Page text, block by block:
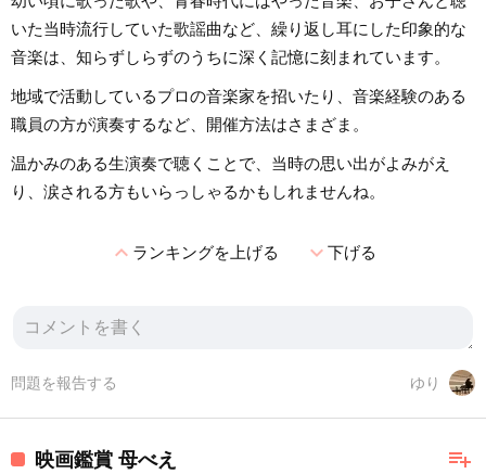
いた当時流行していた歌謡曲など、繰り返し耳にした印象的な
音楽は、知らずしらずのうちに深く記憶に刻まれています。
地域で活動しているプロの音楽家を招いたり、音楽経験のある
職員の方が演奏するなど、開催方法はさまざま。
温かみのある生演奏で聴くことで、当時の思い出がよみがえ
り、涙される方もいらっしゃるかもしれませんね。
expand_lessランキングを上げる expand_more下げる
ゆり
問題を報告する
playlist_add
映画鑑賞 母べえ